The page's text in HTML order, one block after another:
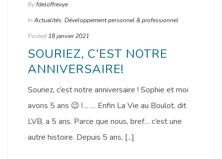
Byfdeloffrevye
In Actualités, Développement personnel & professionnel
Posted 18 janvier 2021
SOURIEZ, C’EST NOTRE
ANNIVERSAIRE!
Souriez, c’est notre anniversaire ! Sophie et moi
avons 5 ans 😉 !… … Enfin La Vie au Boulot, dit
LVB, a 5 ans. Parce que nous, bref… c’est une
autre histoire. Depuis 5 ans, [...]